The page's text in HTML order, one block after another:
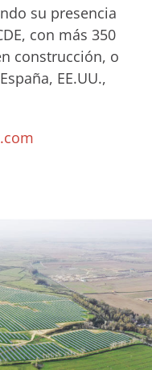
su presencia
con más 350
construcción, o
EE.UU.,